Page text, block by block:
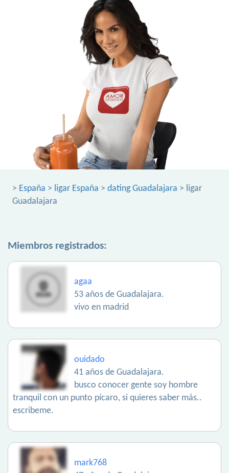
> España > ligar España > dating Guadalajara > ligar
Guadalajara
Miembros registrados:
agaa
53 años de Guadalajara.
vivo en madrid
ouidado
41 años de Guadalajara.
busco conocer gente soy hombre
tranquil con un punto pícaro, si quieres saber más..
escribeme.
mark768